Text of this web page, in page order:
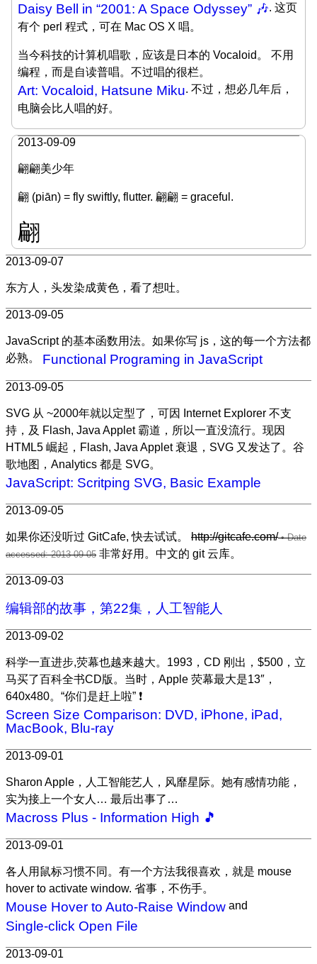
Daisy Bell in “2001: A Space Odyssey” 🎶. 这页
有个 perl 程式，可在 Mac OS X 唱。
当今科技的计算机唱歌，应该是日本的 Vocaloid。 不用
编程，而是自读普唱。不过唱的很栏。
Art: Vocaloid, Hatsune Miku. 不过，想必几年后，
电脑会比人唱的好。
2013-09-09
翩翩美少年
翩 (piān) = fly swiftly, flutter. 翩翩 = graceful.
翩
2013-09-07
东方人，头发染成黄色，看了想吐。
2013-09-05
JavaScript 的基本函数用法。如果你写 js，这的每一个方法都
必熟。 Functional Programing in JavaScript
2013-09-05
SVG 从 ~2000年就以定型了，可因 Internet Explorer 不支
持，及 Flash, Java Applet 霸道，所以一直没流行。现因
HTML5 崛起，Flash, Java Applet 衰退，SVG 又发达了。谷
歌地图，Analytics 都是 SVG。
JavaScript: Scritping SVG, Basic Example
2013-09-05
如果你还没听过 GitCafe, 快去试试。 http://gitcafe.com/
非常好用。中文的 git 云库。
2013-09-03
编辑部的故事，第22集，人工智能人
2013-09-02
科学一直进步,荧幕也越来越大。1993，CD 刚出，$500，立
马买了百科全书CD版。当时，Apple 荧幕最大是13″，
640x480。“你们是赶上啦” ❗
Screen Size Comparison: DVD, iPhone, iPad,
MacBook, Blu-ray
2013-09-01
Sharon Apple，人工智能艺人，风靡星际。她有感情功能，
实为接上一个女人… 最后出事了…
Macross Plus - Information High 🎵
2013-09-01
各人用鼠标习惯不同。有一个方法我很喜欢，就是 mouse
hover to activate window. 省事，不伤手。
Mouse Hover to Auto-Raise Window and
Single-click Open File
2013-09-01